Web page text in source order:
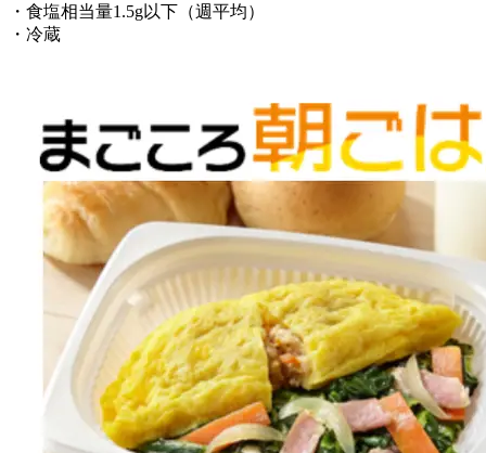
・食塩相当量1.5g以下（週平均）
・冷蔵